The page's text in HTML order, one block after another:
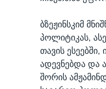
ბზეჟინსკიმ
პოლიტიკას,
თავის
ადევნებდა და
შორის